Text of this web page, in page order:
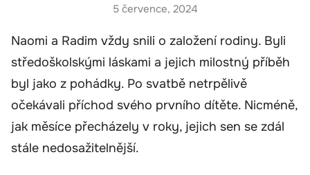
5 července, 2024
Naomi a Radim vždy snili o založení rodiny. Byli
středoškolskými láskami a jejich milostný příběh
byl jako z pohádky. Po svatbě netrpělivě
očekávali příchod svého prvního dítěte. Nicméně,
jak měsíce přecházely v roky, jejich sen se zdál
stále nedosažitelnější.